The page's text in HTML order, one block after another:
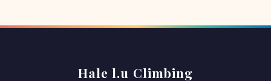
Hale l.u Climbing